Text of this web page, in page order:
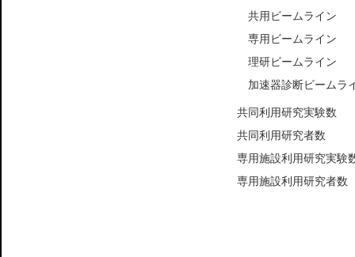
共用ビームライン
専用ビームライン
理研ビームライン
加速器診断ビームラ
共同利用研究実験数
共同利用研究者数
専用施設利用研究実験
専用施設利用研究者数